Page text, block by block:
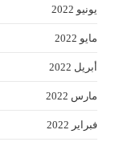
يونيو 2022
مايو 2022
أبريل 2022
مارس 2022
فبراير 2022